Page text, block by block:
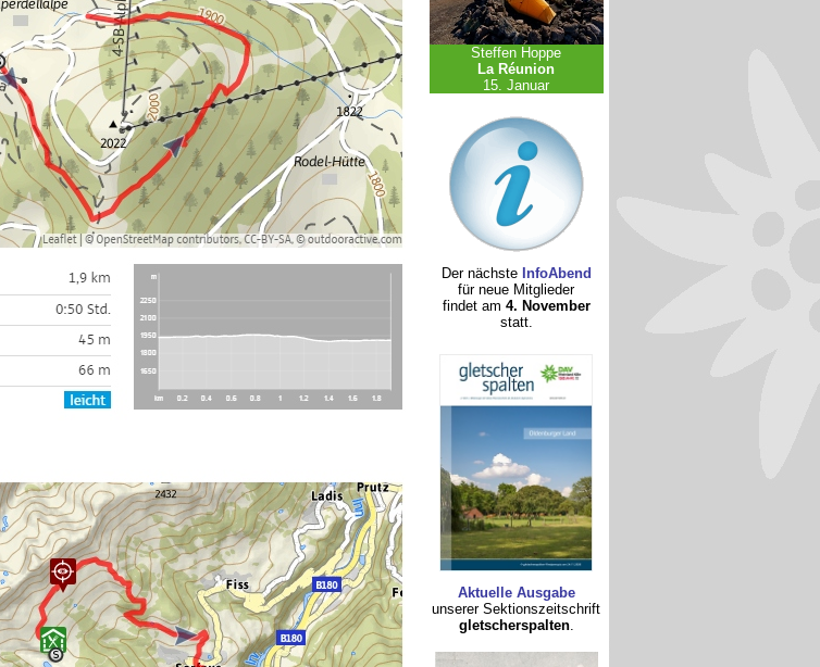
Steffen Hoppe
La Réunion
15. Januar
Der nächste InfoAbend
für neue Mitglieder
findet am 4. November
statt.
Aktuelle Ausgabe
unserer Sektionszeitschrift
gletscherspalten.